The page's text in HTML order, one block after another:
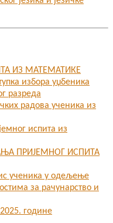
ИЗ МАТЕМАТИКЕ
избора уџбеника
разреда
радова ученика из
испита из
ПРИЈЕМНОГ ИСПИТА
ученика у одељење
за рачунарство и
године